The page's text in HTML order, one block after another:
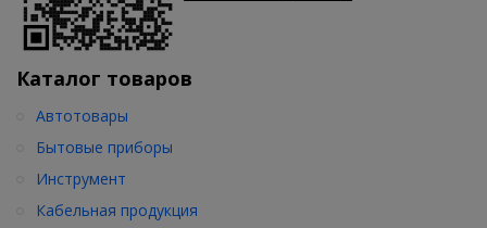
Каталог товаров
Автотовары
Бытовые приборы
Инструмент
Кабельная продукция